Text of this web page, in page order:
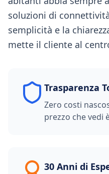
soluzioni di
semplicità e la
mette il cliente al
Trasparenza
Zero costi
prezzo che vedi
30 Anni di